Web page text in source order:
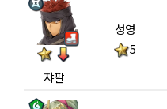
쟈팔
성영
5